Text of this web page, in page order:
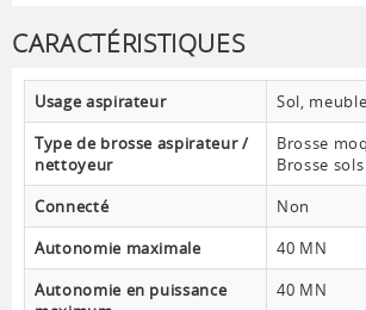
CARACTÉRISTIQUES
Usage aspirateur
Sol,
Type de brosse aspirateur /
nettoyeur
Brosse
Brosse
Connecté
Non
Autonomie maximale
40 MN
Autonomie en puissance
40 MN